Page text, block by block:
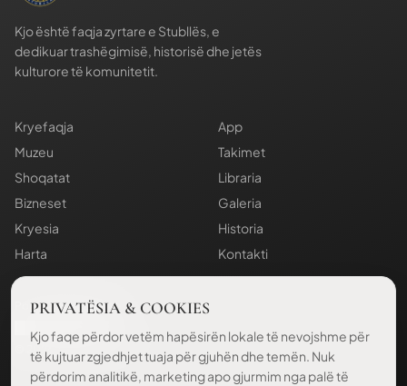
Kjo është faqja zyrtare e Stubllës, e
dedikuar trashëgimisë, historisë dhe jetës
kulturore të komunitetit.
Kryefaqja
App
Muzeu
Takimet
Shoqatat
Libraria
Bizneset
Galeria
Kryesia
Historia
Harta
Kontakti
Politika e Privatësisë
2026 . IAS. Të gjitha të drejtat e rezervuara.
PRIVATËSIA & COOKIES
Kjo faqe përdor vetëm hapësirën lokale të nevojshme për
të kujtuar zgjedhjet tuaja për gjuhën dhe temën. Nuk
përdorim analitikë, marketing apo gjurmim nga palë të